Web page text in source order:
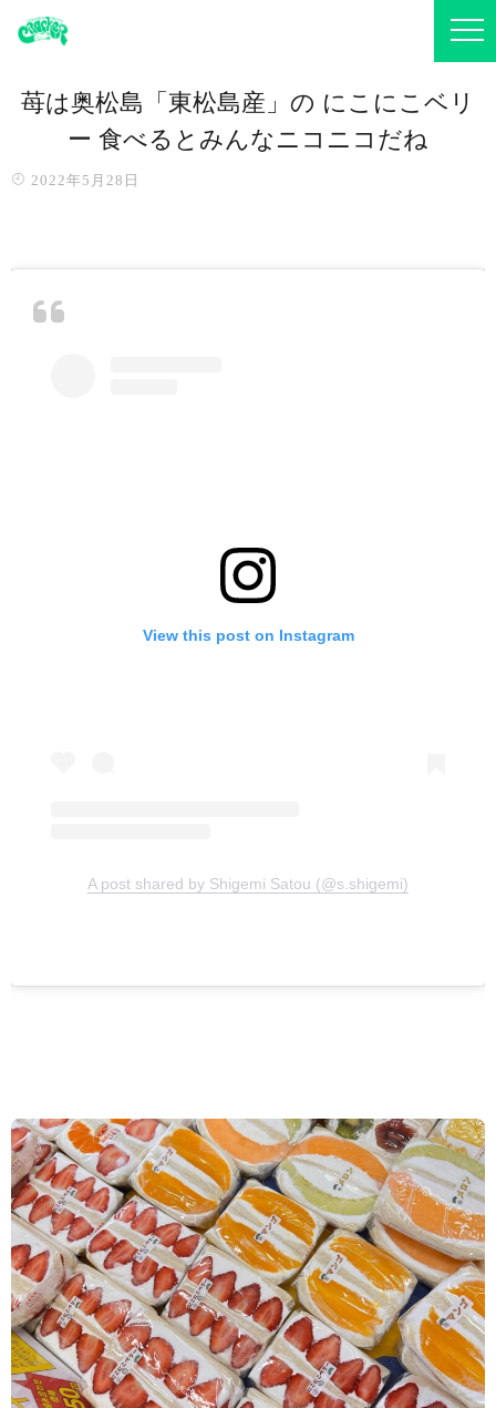
苺は奥松島「東松島産」の にこにこベリ
ー 食べるとみんなニコニコだね️
2022年5月28日
View this post on Instagram
A post shared by Shigemi Satou (@s.shigemi)